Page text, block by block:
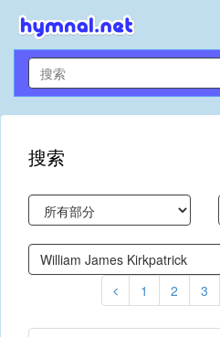
搜索
1 2 3